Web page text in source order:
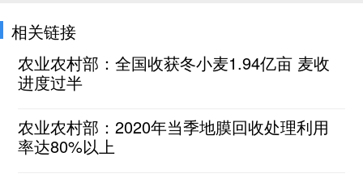
相关链接
农业农村部：全国收获冬小麦1.94亿亩 麦收
进度过半
农业农村部：2020年当季地膜回收处理利用
率达80%以上